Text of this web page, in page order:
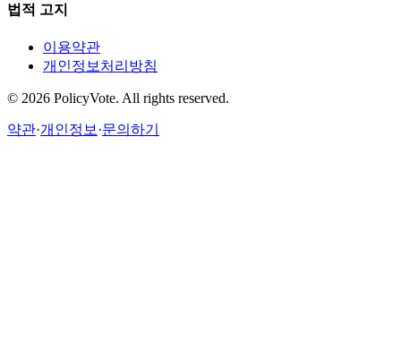
법적 고지
이용약관
개인정보처리방침
© 2026 PolicyVote. All rights reserved.
약관·개인정보 ·문의하기